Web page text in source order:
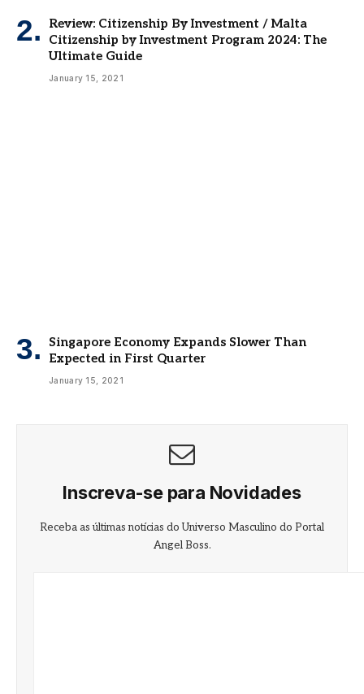
Review: Citizenship By Investment / Malta
Citizenship by Investment Program 2024: The
Ultimate Guide
January 15, 2021
Singapore Economy Expands Slower Than
Expected in First Quarter
January 15, 2021
Inscreva-se para Novidades
Receba as últimas notícias do Universo Masculino do Portal
Angel Boss.